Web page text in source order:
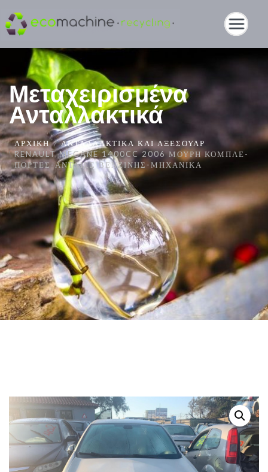
Μεταχειρισμένα
Ανταλλακτικά
ΑΡΧΙΚΉ
ΑΝΤΑΛΛΑΚΤΙΚΆ ΚΑΙ ΑΞΕΣΟΥΆΡ
RENAULT MEGANE 1400CC 2006 ΜΟΎΡΗ ΚΟΜΠΛΈ-
ΠΌΡΤΕΣ-ΑΝΤΛΊΕΣ ΒΕΝΖΊΝΗΣ-ΜΗΧΑΝΙΚΆ